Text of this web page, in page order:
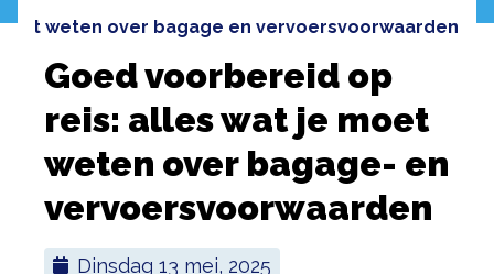
weten over bagage en vervoersvoorwaarden
Goed voorbereid op
reis: alles wat je moet
weten over bagage- en
vervoersvoorwaarden
dinsdag 13 mei, 2025